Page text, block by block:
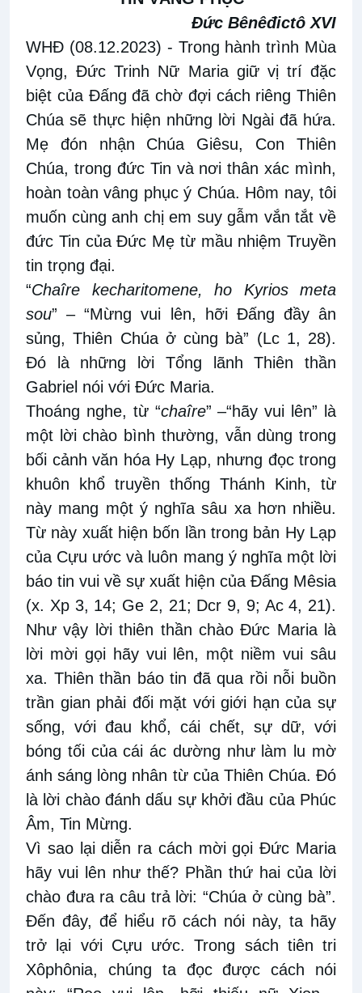
Đức Bênêđictô XVI
WHĐ (08.12.2023) - Trong hành trình Mùa
Vọng, Đức Trinh Nữ Maria giữ vị trí đặc
biệt của Đấng đã chờ đợi cách riêng Thiên
Chúa sẽ thực hiện những lời Ngài đã hứa.
Mẹ đón nhận Chúa Giêsu, Con Thiên
Chúa, trong đức Tin và nơi thân xác mình,
hoàn toàn vâng phục ý Chúa. Hôm nay, tôi
muốn cùng anh chị em suy gẫm vắn tắt về
đức Tin của Đức Mẹ từ mầu nhiệm Truyền
tin trọng đại.
“Chaîre kecharitomene, ho Kyrios meta
sou” – “Mừng vui lên, hỡi Đấng đầy ân
sủng, Thiên Chúa ở cùng bà” (Lc 1, 28).
Đó là những lời Tổng lãnh Thiên thần
Gabriel nói với Đức Maria.
Thoáng nghe, từ “chaîre” –“hãy vui lên” là
một lời chào bình thường, vẫn dùng trong
bối cảnh văn hóa Hy Lạp, nhưng đọc trong
khuôn khổ truyền thống Thánh Kinh, từ
này mang một ý nghĩa sâu xa hơn nhiều.
Từ này xuất hiện bốn lần trong bản Hy Lạp
của Cựu ước và luôn mang ý nghĩa một lời
báo tin vui về sự xuất hiện của Đấng Mêsia
(x. Xp 3, 14; Ge 2, 21; Dcr 9, 9; Ac 4, 21).
Như vậy lời thiên thần chào Đức Maria là
lời mời gọi hãy vui lên, một niềm vui sâu
xa. Thiên thần báo tin đã qua rồi nỗi buồn
trần gian phải đối mặt với giới hạn của sự
sống, với đau khổ, cái chết, sự dữ, với
bóng tối của cái ác dường như làm lu mờ
ánh sáng lòng nhân từ của Thiên Chúa. Đó
là lời chào đánh dấu sự khởi đầu của Phúc
Âm, Tin Mừng.
Vì sao lại diễn ra cách mời gọi Đức Maria
hãy vui lên như thế? Phần thứ hai của lời
chào đưa ra câu trả lời: “Chúa ở cùng bà”.
Đến đây, để hiểu rõ cách nói này, ta hãy
trở lại với Cựu ước. Trong sách tiên tri
Xôphônia, chúng ta đọc được cách nói